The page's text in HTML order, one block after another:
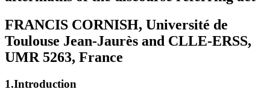
FRANCIS CORNISH, Université de
Toulouse Jean-Jaurès and CLLE-ERSS,
UMR 5263, France
1.Introduction